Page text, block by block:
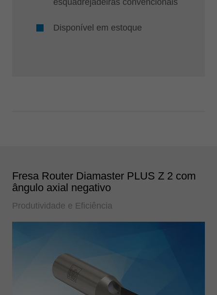
Disponível em estoque
Fresa Router Diamaster PLUS Z 2 com
ângulo axial negativo
Produtividade e Eficiência